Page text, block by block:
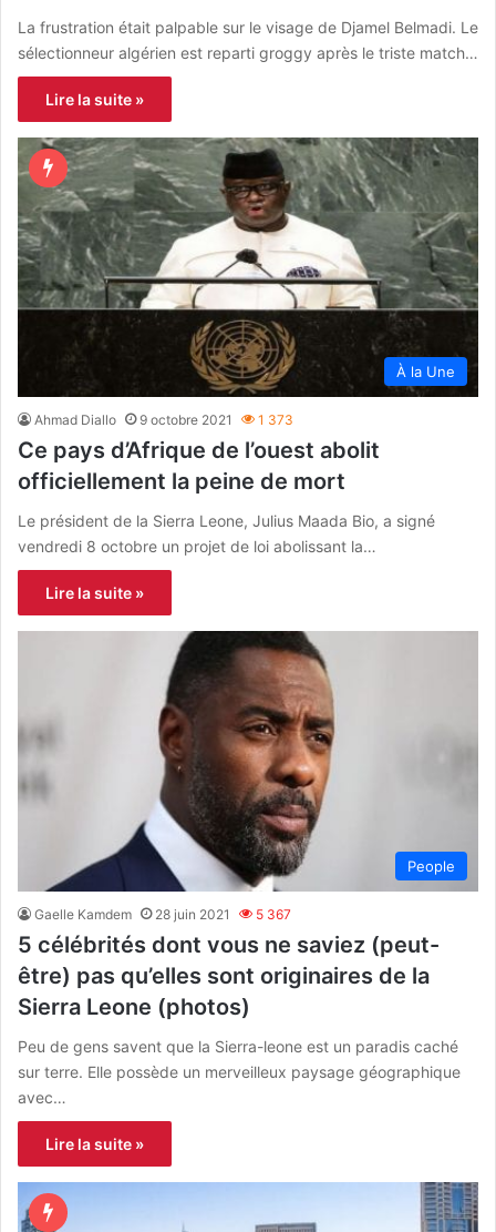
La frustration était palpable sur le visage de Djamel Belmadi. Le
sélectionneur algérien est reparti groggy après le triste match…
Lire la suite »
À la Une
Ahmad Diallo 9 octobre 2021 1 373
Ce pays d’Afrique de l’ouest abolit
officiellement la peine de mort
Le président de la Sierra Leone, Julius Maada Bio, a signé
vendredi 8 octobre un projet de loi abolissant la…
Lire la suite »
People
Gaelle Kamdem 28 juin 2021 5 367
5 célébrités dont vous ne saviez (peut-
être) pas qu’elles sont originaires de la
Sierra Leone (photos)
Peu de gens savent que la Sierra-leone est un paradis caché
sur terre. Elle possède un merveilleux paysage géographique
avec…
Lire la suite »